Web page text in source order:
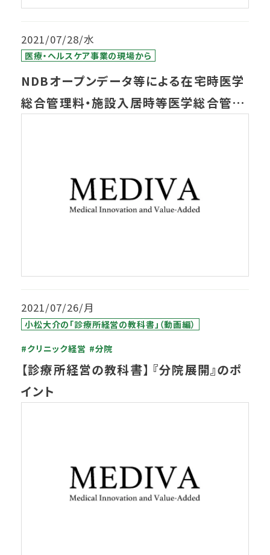
2021/07/28/水
医療・ヘルスケア事業の現場から
NDBオープンデータ等による在宅時医学
総合管理料・施設入居時等医学総合管理
2021/07/26/月
小松大介の「診療所経営の教科書」（動画編）
#クリニック経営 #分院
【診療所経営の教科書】 『分院展開』のポ
イント